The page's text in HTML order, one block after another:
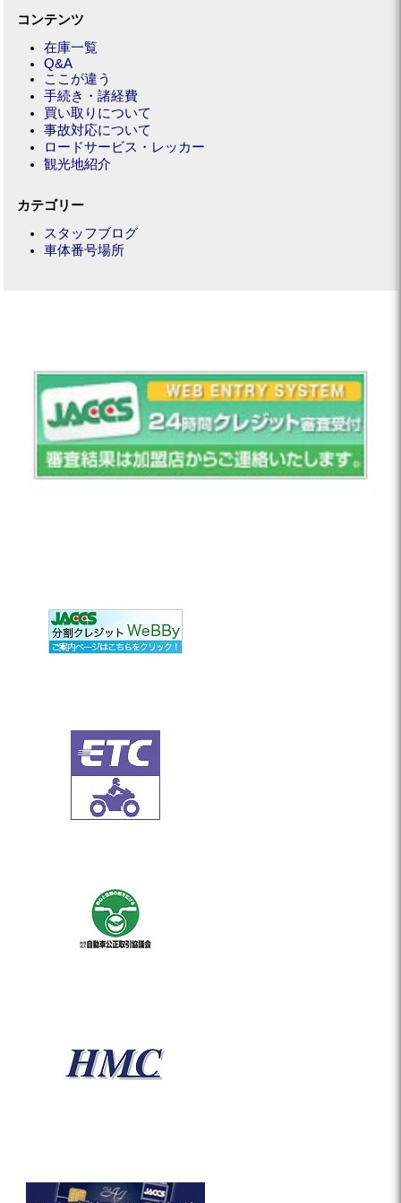
コンテンツ
在庫一覧
Q&A
ここが違う
手続き・諸経費
買い取りについて
事故対応について
ロードサービス・レッカー
観光地紹介
カテゴリー
スタッフブログ
車体番号場所